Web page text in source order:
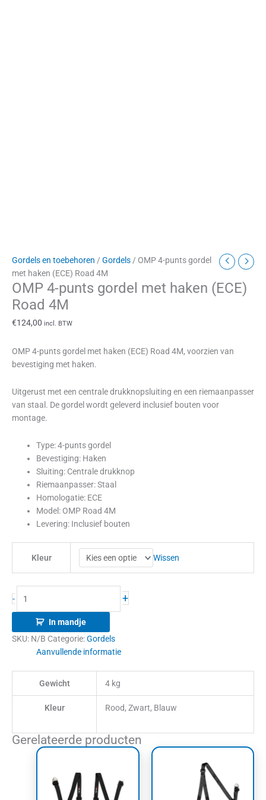
Gordels en toebehoren / Gordels/ OMP 4-punts gordel
met haken (ECE) Road 4M
OMP 4-punts gordel met haken (ECE)
Road 4M
€124,00 incl. BTW
OMP 4-punts gordel met haken (ECE) Road 4M, voorzien van
bevestiging met haken.
Uitgerust met een centrale drukknopsluiting en een riemaanpasser
van staal. De gordel wordt geleverd inclusief bouten voor
montage.
Type: 4-punts gordel
Bevestiging: Haken
Sluiting: Centrale drukknop
Riemaanpasser: Staal
Homologatie: ECE
Model: OMP Road 4M
Levering: Inclusief bouten
Kleur Wissen
- +
In mandje
SKU: N/B Categorie:Gordels
Aanvullende informatie
Gewicht 4 kg
Kleur Rood, Zwart, Blauw
Gerelateerde producten
heeft
meerdere
heeft
meerdere